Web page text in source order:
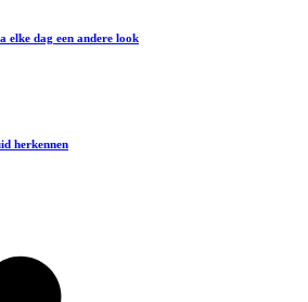
elke dag een andere look
herkennen